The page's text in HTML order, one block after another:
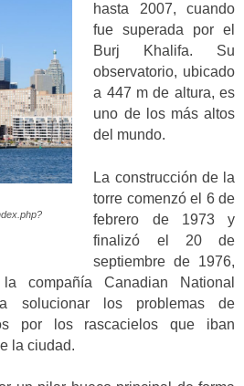
hasta 2007, cuando
fue superada por el
Burj Khalifa. Su
observatorio, ubicado
a 447 m de altura, es
uno de los más altos
del mundo.
La construcción de la
torre comenzó el 6 de
febrero de 1973 y
finalizó el 20 de
septiembre de 1976,
compañía Canadian National
solucionar los problemas de
por los rascacielos que iban
la ciudad.